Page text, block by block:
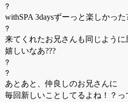
?
withSPA 3daysずーっと楽しかった
?
来てくれたお兄さんも同じように
嬉しいなあ???
?
?
あとあと、仲良しのお兄さんに
毎回新しいことしてるよね！？